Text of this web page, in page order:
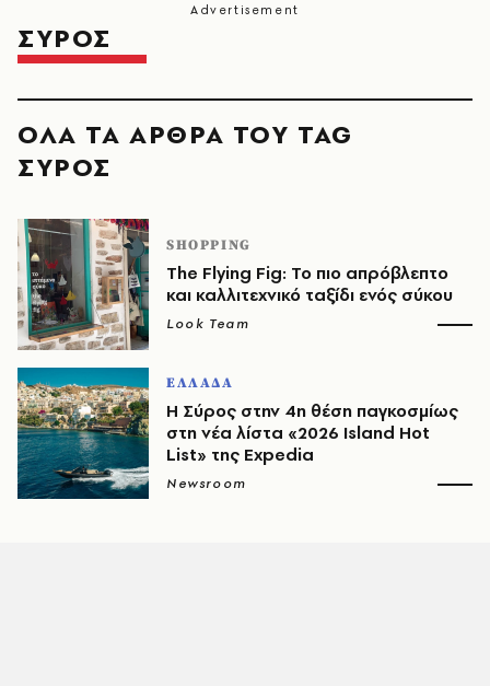
ΣΥΡΟΣ
ΟΛΑ ΤΑ ΑΡΘΡΑ ΤΟΥ TAG
ΣΥΡΟΣ
SHOPPING
The Flying Fig: Το πιο απρόβλεπτο
και καλλιτεχνικό ταξίδι ενός σύκου
Look Team
ΕΛΛΑΔΑ
Η Σύρος στην 4η θέση παγκοσμίως
στη νέα λίστα «2026 Island Hot
List» της Expedia
Newsroom